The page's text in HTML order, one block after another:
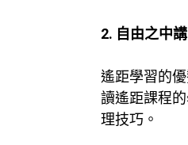
2. 自由之中
遙距學習的
讀遙距課程
理技巧。